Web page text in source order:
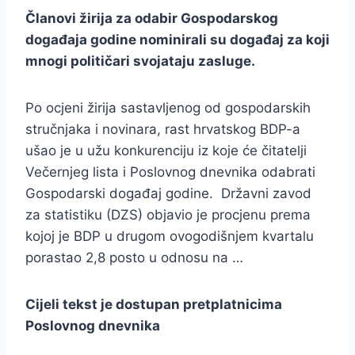
Članovi žirija za odabir Gospodarskog
događaja godine nominirali su događaj za koji
mnogi političari svojataju zasluge.
Po ocjeni žirija sastavljenog od gospodarskih
stručnjaka i novinara, rast hrvatskog BDP-a
ušao je u užu konkurenciju iz koje će čitatelji
Večernjeg lista i Poslovnog dnevnika odabrati
Gospodarski događaj godine. Državni zavod
za statistiku (DZS) objavio je procjenu prema
kojoj je BDP u drugom ovogodišnjem kvartalu
porastao 2,8 posto u odnosu na …
Cijeli tekst je dostupan pretplatnicima
Poslovnog dnevnika